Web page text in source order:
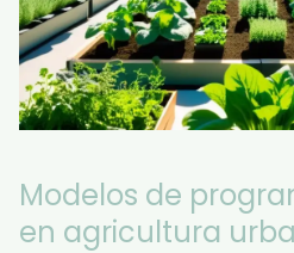
Modelos de
en agricultura